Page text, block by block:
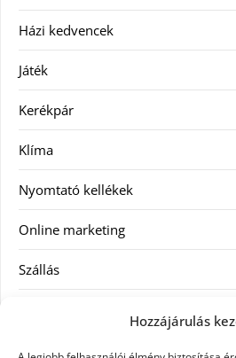
Hozzájárulás
Házi kedvencek
Játék
Kerékpár
Klíma
Nyomtató kellékek
Online marketing
Szállás
Szellőztető